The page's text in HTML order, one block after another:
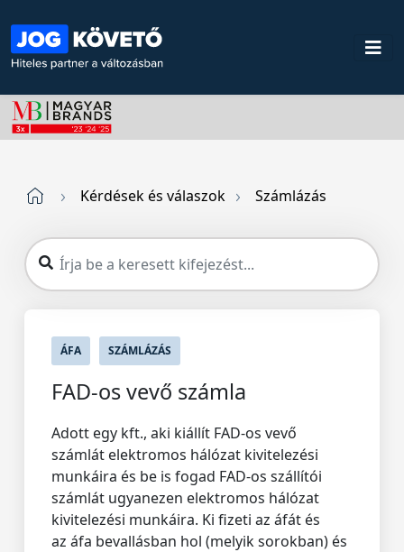
Kérdések és válaszok Számlázás
ÁFA SZÁMLÁZÁS
FAD-os vevő számla
Adott egy kft., aki kiállít FAD-os vevő
számlát elektromos hálózat kivitelezési
munkáira és be is fogad FAD-os szállítói
számlát ugyanezen elektromos hálózat
kivitelezési munkáira. Ki fizeti az áfát és
az áfa bevallásban hol (melyik sorokban) és